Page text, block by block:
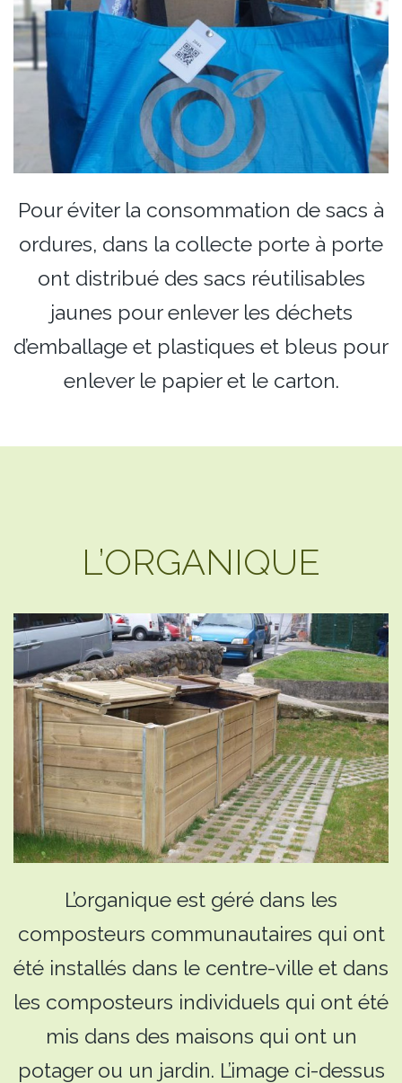
Pour éviter la consommation de sacs à
ordures, dans la collecte porte à porte
ont distribué des sacs réutilisables
jaunes pour enlever les déchets
d’emballage et plastiques et bleus pour
enlever le papier et le carton.
L’ORGANIQUE
L’organique est géré dans les
composteurs communautaires qui ont
été installés dans le centre-ville et dans
les composteurs individuels qui ont été
mis dans des maisons qui ont un
potager ou un jardin. L’image ci-dessus